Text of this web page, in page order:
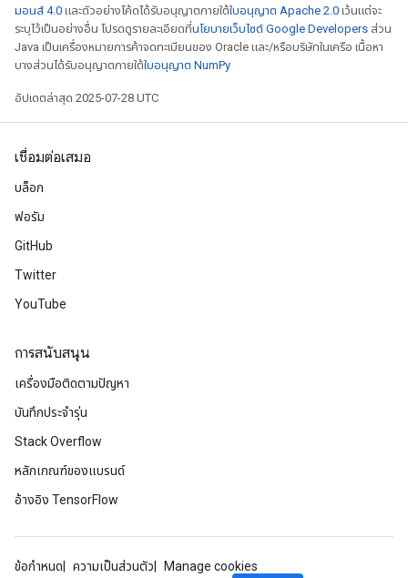
มอนส์ 4.0 และตัวอย่างโค้ดได้รับอนุญาตภายใต้ใบอนุญาต Apache 2.0 เว้นแต่จะ
ระบุไว้เป็นอย่างอื่น โปรดดูรายละเอียดที่นโยบายเว็บไซต์ Google Developers ส่วน
Java เป็นเครื่องหมายการค้าจดทะเบียนของ Oracle และ/หรือบริษัทในเครือ เนื้อหา
บางส่วนได้รับอนุญาตภายใต้ใบอนุญาต NumPy
อัปเดตล่าสุด 2025-07-28 UTC
เชื่อมต่อเสมอ
บล็อก
ฟอรัม
GitHub
Twitter
YouTube
การสนับสนุน
เครื่องมือติดตามปัญหา
บันทึกประจำรุ่น
Stack Overflow
หลักเกณฑ์ของแบรนด์
อ้างอิง TensorFlow
ข้อกำหนด ความเป็นส่วนตัว
Manage cookies